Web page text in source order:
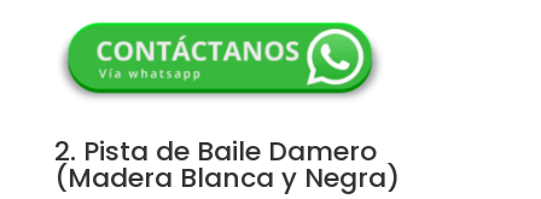
2. Pista de Baile Damero
(Madera Blanca y Negra)